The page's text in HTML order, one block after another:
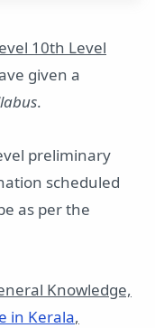
10th Level
given a
.
preliminary
scheduled
as per the
Knowledge,
in Kerala,